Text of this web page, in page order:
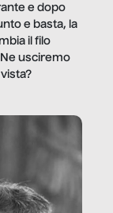
e dopo
e basta, la
il filo
usciremo